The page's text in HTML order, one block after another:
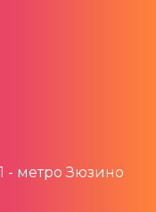
- метро Зюзино